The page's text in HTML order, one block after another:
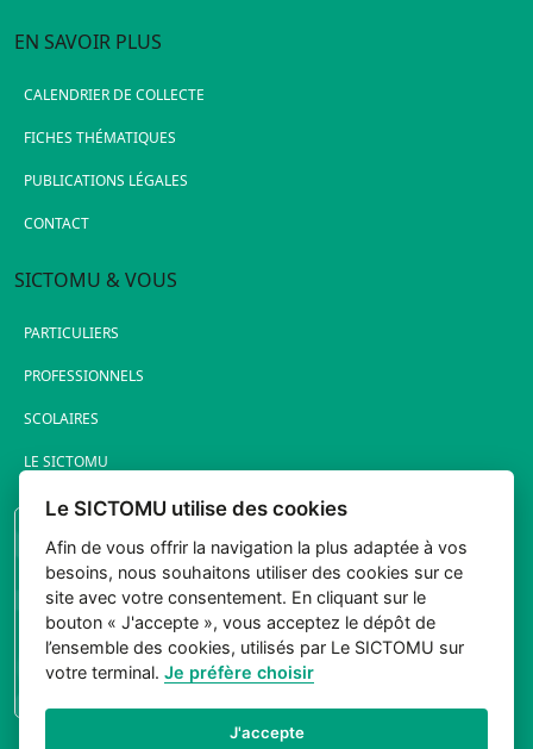
EN SAVOIR PLUS
CALENDRIER DE COLLECTE
FICHES THÉMATIQUES
PUBLICATIONS LÉGALES
CONTACT
SICTOMU & VOUS
PARTICULIERS
PROFESSIONNELS
SCOLAIRES
LE SICTOMU
PORTAIL ÉLUS
CONNEXION
Le SICTOMU utilise des cookies
Afin de vous offrir la navigation la plus adaptée à vos
besoins, nous souhaitons utiliser des cookies sur ce
site avec votre consentement. En cliquant sur le
bouton « J'accepte », vous acceptez le dépôt de
l’ensemble des cookies, utilisés par Le SICTOMU sur
votre terminal.Je préfère choisir
J'accepte